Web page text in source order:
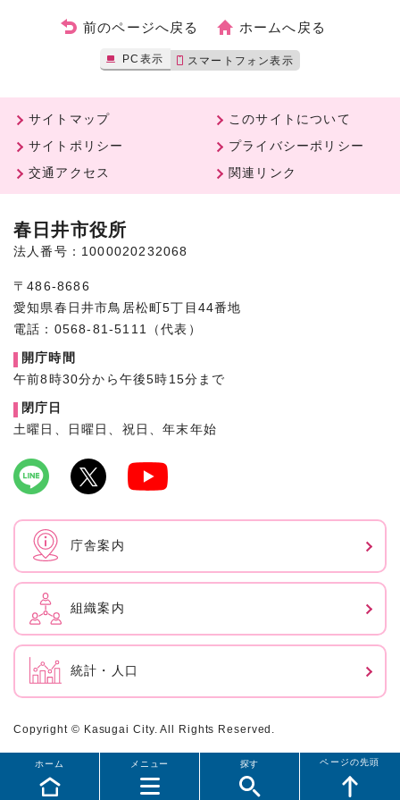
前のページへ戻る ホームへ戻る
PC表示 スマートフォン表示
メニュー
ホーム 探す ページの先頭
サイトマップ
このサイトについて
サイトポリシー
プライバシーポリシー
交通アクセス
関連リンク
春日井市役所
法人番号：1000020232068
〒486-8686
愛知県春日井市鳥居松町5丁目44番地
電話：0568-81-5111（代表）
開庁時間
午前8時30分から午後5時15分まで
閉庁日
土曜日、日曜日、祝日、年末年始
庁舎案内
組織案内
統計・人口
Copyright © Kasugai City. All Rights Reserved.